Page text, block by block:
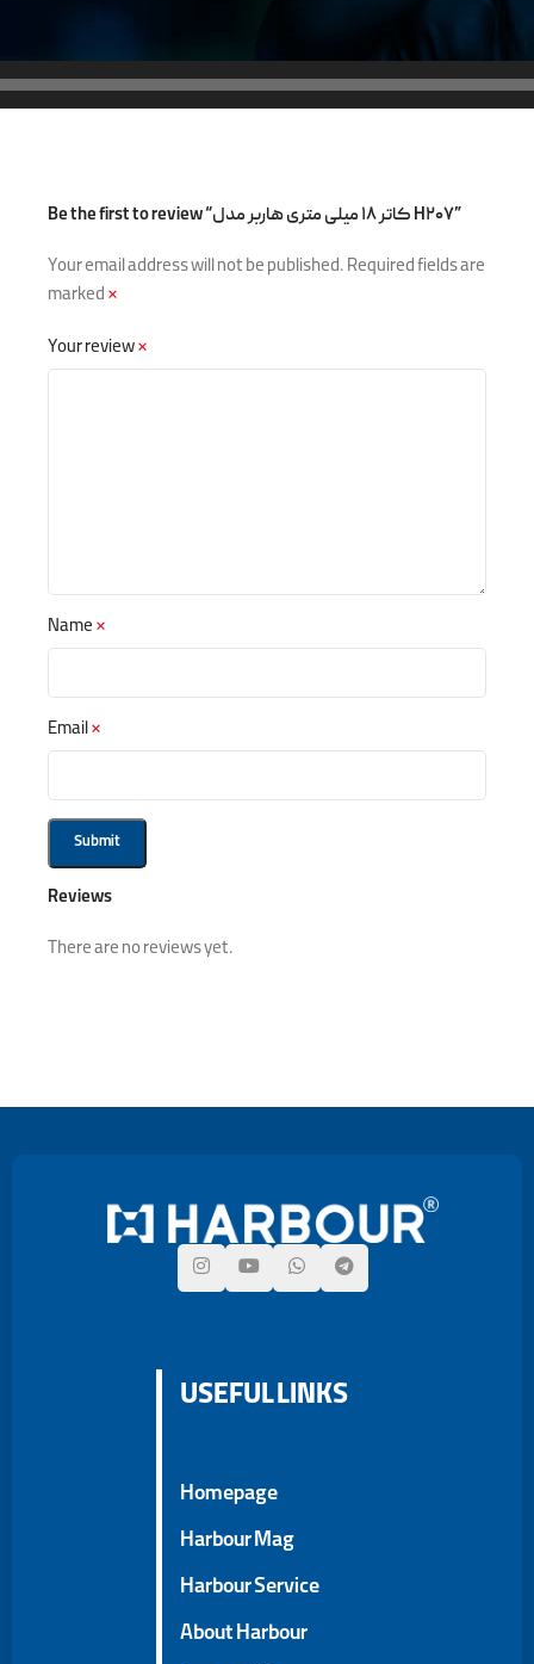
Reviews
There are no reviews yet.
Be the first to review “کاتر ۱۸ میلی متری هاربر مدل H۲۰۷”
Your email address will not be published.Required fields are
marked*
Your review*
Name*
Email*
USEFUL LINKS
Homepage
Harbour Mag
Harbour Service
About Harbour